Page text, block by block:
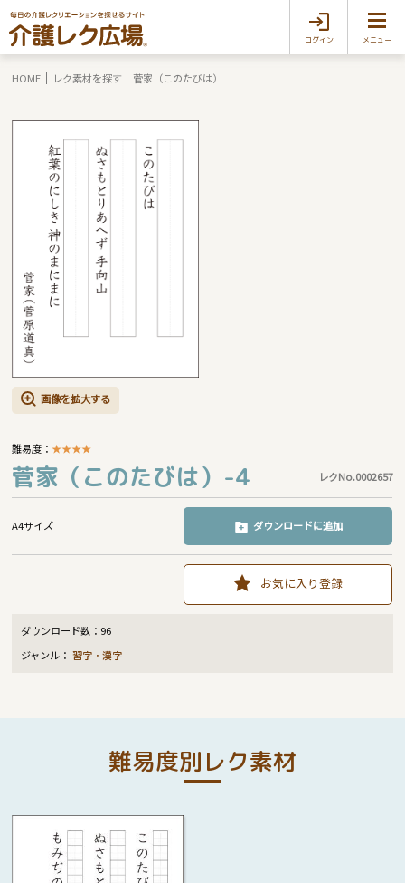
ログイン メニュー
HOME レク素材を探す 菅家（このたびは）
画像を拡大する
難易度：★★★★
菅家（このたびは）-4 レクNo.0002657
A4サイズ ダウンロードに追加
お気に入り登録
ダウンロード数： 96
ジャンル：習字・漢字
難易度別レク素材